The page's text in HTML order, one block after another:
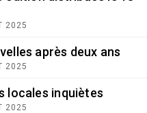
2025
après deux ans
2025
locales inquiètes
2025